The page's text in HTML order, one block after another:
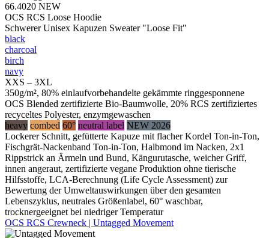
66.4020 NEW
OCS RCS Loose Hoodie
Schwerer Unisex Kapuzen Sweater "Loose Fit"
black
charcoal
birch
navy
XXS – 3XL
350g/m², 80% einlaufvorbehandelte gekämmte ringgesponnene
OCS Blended zertifizierte Bio-Baumwolle, 20% RCS zertifiziertes
recyceltes Polyester, enzymgewaschen
heavy combed 60° neutral label NEW 2026
Lockerer Schnitt, gefütterte Kapuze mit flacher Kordel Ton-in-Ton,
Fischgrät-Nackenband Ton-in-Ton, Halbmond im Nacken, 2x1
Rippstrick an Ärmeln und Bund, Kängurutasche, weicher Griff,
innen angeraut, zertifizierte vegane Produktion ohne tierische
Hilfsstoffe, LCA-Berechnung (Life Cycle Assessment) zur
Bewertung der Umweltauswirkungen über den gesamten
Lebenszyklus, neutrales Größenlabel, 60° waschbar,
trocknergeeignet bei niedriger Temperatur
OCS RCS Crewneck | Untagged Movement